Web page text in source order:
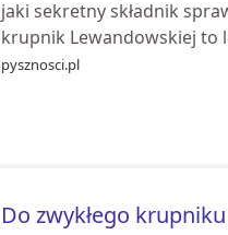
jaki sekretny składnik
krupnik Lewandowskiej to
pysznosci.pl
Do zwykłego